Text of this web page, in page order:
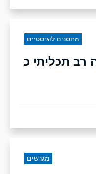
רב תכליתי כ
מחסנים לוגיסטיים
מגרשים